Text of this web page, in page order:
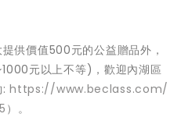
供價值500元的公益贈品外，
元以上不等)，歡迎內湖區
:https://www.beclass.com/
）。